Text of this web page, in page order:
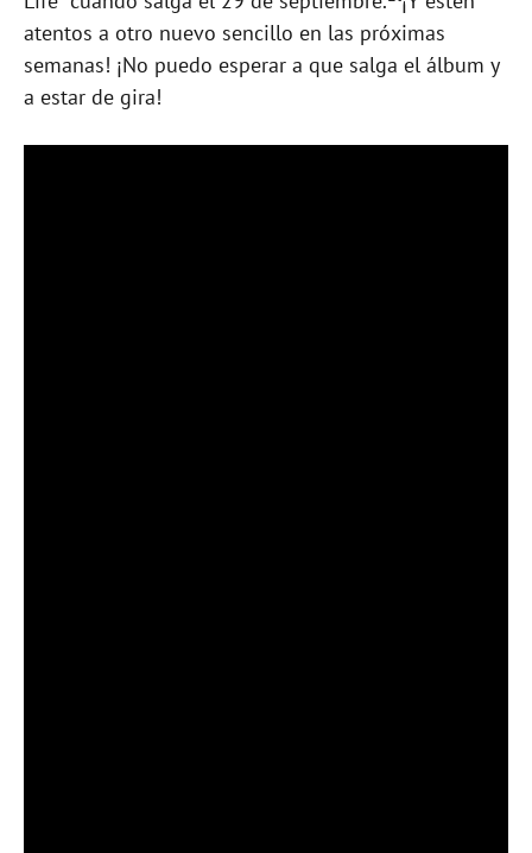
atentos a otro nuevo sencillo en las próximas
semanas! ¡No puedo esperar a que salga el álbum y
a estar de gira!